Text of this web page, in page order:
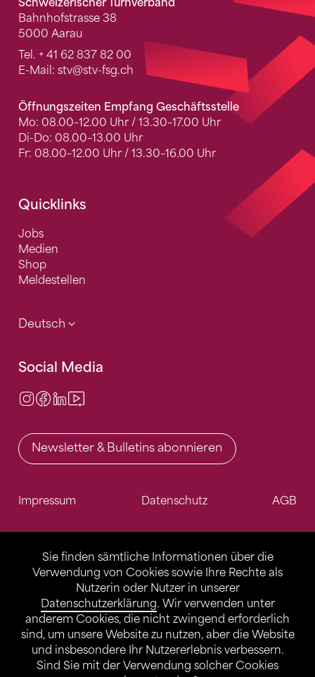
Sie finden sämtliche Informationen über die
Verwendung von Cookies sowie Ihre Rechte als
Nutzerin oder Nutzer in unserer
Datenschutzerklärung. Wir verwenden unter
anderem Cookies, die nicht zwingend erforderlich
sind, um unsere Website zu nutzen, aber die Website
und insbesondere Ihr Nutzererlebnis verbessern.
Sind Sie mit der Verwendung solcher Cookies
Schweizerischer Turnverband
Bahnhofstrasse 38
5000 Aarau
Tel. + 41 62 837 82 00
E-Mail: stv@stv-fsg.ch
Öffnungszeiten Empfang Geschäftsstelle
Mo: 08.00–12.00 Uhr / 13.30–17.00 Uhr
Di-Do: 08.00–13.00 Uhr
Fr: 08.00–12.00 Uhr / 13.30–16.00 Uhr
Quicklinks
Jobs
Medien
Shop
Meldestellen
Deutsch
Social Media
Instagram
Facebook
LinkedIn
Newsletter & Bulletins abonnieren
Impressum Datenschutz AGB